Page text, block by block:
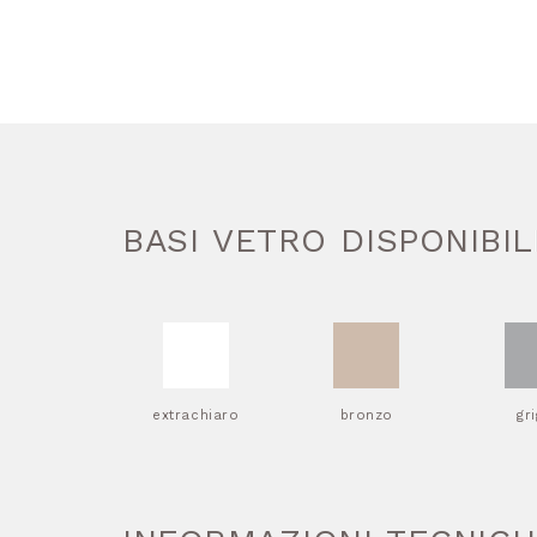
BASI VETRO
extrachiaro bronzo